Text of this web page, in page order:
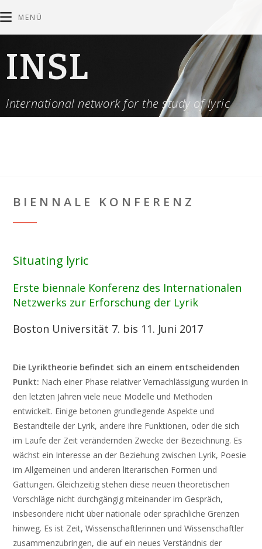
MENÜ
INSL
International network for the study of lyric
BIENNALE KONFERENZ
Situating lyric
Erste biennale Konferenz des Internationalen
Netzwerks zur Erforschung der Lyrik
Boston Universität 7. bis 11. Juni 2017
Die Lyriktheorie befindet sich an einem entscheidenden
Punkt: Nach einer Phase relativer Vernachlässigung wurden in
den letzten Jahren viele neue Modelle und Methoden
entwickelt. Einige betonen grundlegende Aspekte und
Bestandteile der Lyrik, andere ihre Funktionen, oder die sich
im Laufe der Zeit verändernden Zwecke der Bezeichnung. Es
wächst ein Interesse an der Beziehung zwischen Lyrik, Poesie
im Allgemeinen und anderen literarischen Formen und
Gattungen. Gleichzeitig stehen diese neuen theoretischen
Vorschläge nicht durchgängig miteinander im Gespräch,
insbesondere nicht über nationale oder sprachliche Grenzen
hinweg. Es ist Zeit, Wissenschaftlerinnen und Wissenschaftler
zusammenzubringen, die auf ein neues Verständnis der